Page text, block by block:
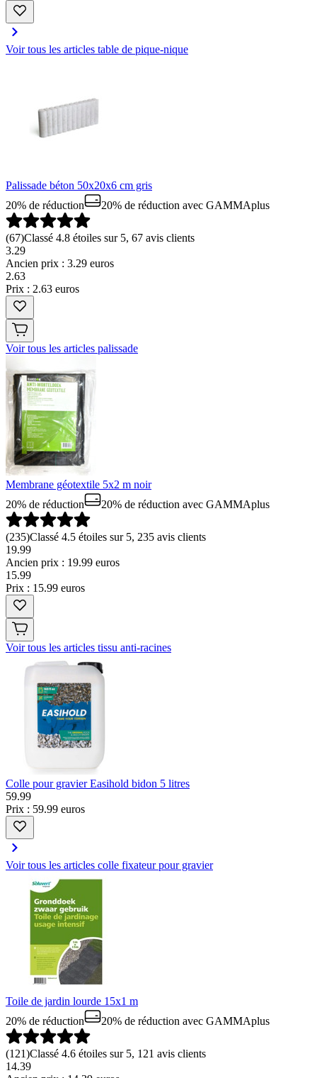
Voir tous les articles table de pique-nique
Palissade béton 50x20x6 cm gris
20% de réduction
20% de réduction avec GAMMAplus
(67)Classé 4.8 étoiles sur 5, 67 avis clients
3.29
Ancien prix : 3.29 euros
2.63
Prix : 2.63 euros
Voir tous les articles palissade
Membrane géotextile 5x2 m noir
20% de réduction
20% de réduction avec GAMMAplus
(235)Classé 4.5 étoiles sur 5, 235 avis clients
19.99
Ancien prix : 19.99 euros
15.99
Prix : 15.99 euros
Voir tous les articles tissu anti-racines
Colle pour gravier Easihold bidon 5 litres
59.99
Prix : 59.99 euros
Voir tous les articles colle fixateur pour gravier
Toile de jardin lourde 15x1 m
20% de réduction
20% de réduction avec GAMMAplus
(121)Classé 4.6 étoiles sur 5, 121 avis clients
14.39